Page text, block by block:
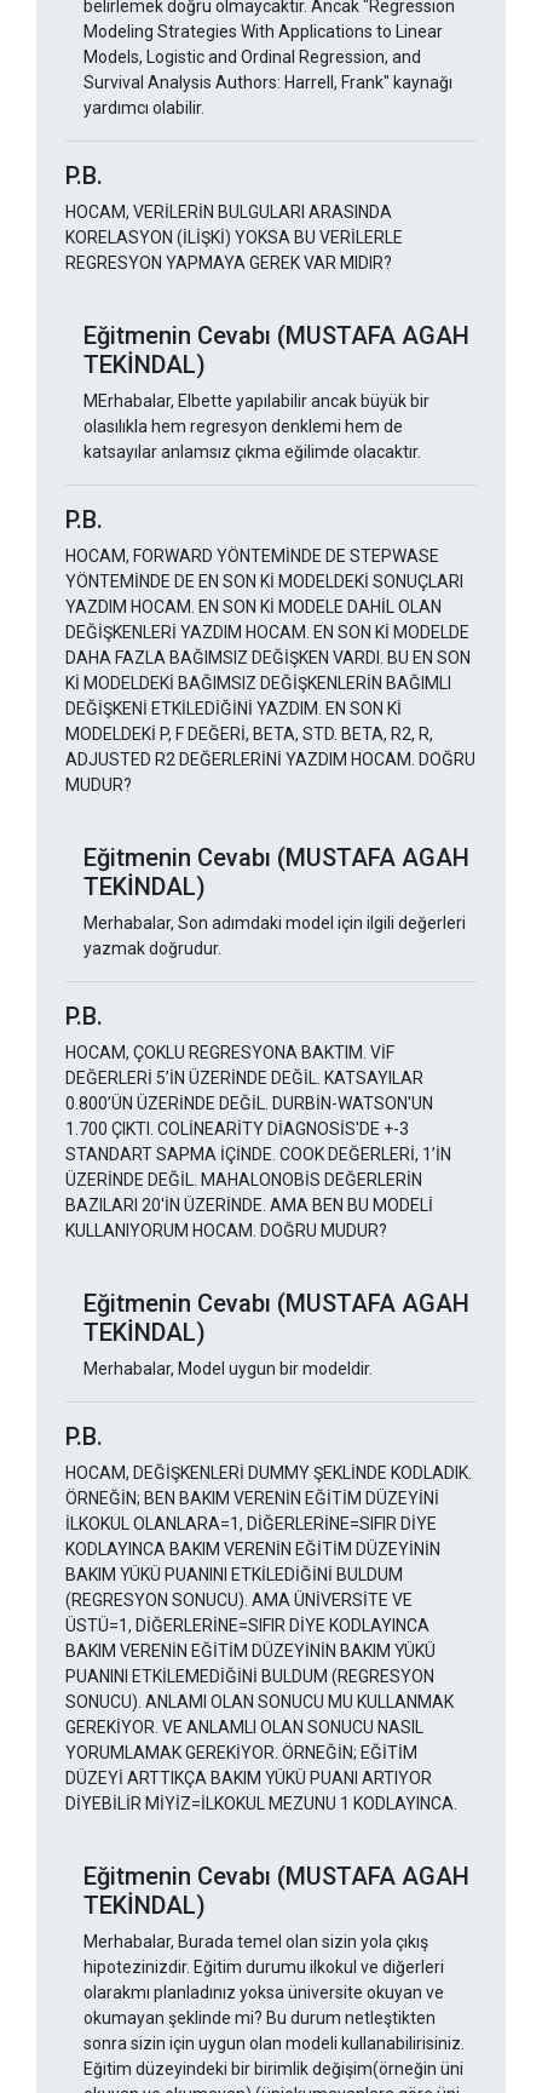
belirlemek doğru olmaycaktır. Ancak "Regression
Modeling Strategies With Applications to Linear
Models, Logistic and Ordinal Regression, and
Survival Analysis Authors: Harrell, Frank" kaynağı
yardımcı olabilir.
P.B.
HOCAM, VERİLERİN BULGULARI ARASINDA
KORELASYON (İLİŞKİ) YOKSA BU VERİLERLE
REGRESYON YAPMAYA GEREK VAR MIDIR?
Eğitmenin Cevabı (MUSTAFA AGAH
TEKİNDAL)
MErhabalar, Elbette yapılabilir ancak büyük bir
olasılıkla hem regresyon denklemi hem de
katsayılar anlamsız çıkma eğilimde olacaktır.
P.B.
HOCAM, FORWARD YÖNTEMİNDE DE STEPWASE
YÖNTEMİNDE DE EN SON Kİ MODELDEKİ SONUÇLARI
YAZDIM HOCAM. EN SON Kİ MODELE DAHİL OLAN
DEĞİŞKENLERİ YAZDIM HOCAM. EN SON Kİ MODELDE
DAHA FAZLA BAĞIMSIZ DEĞİŞKEN VARDI. BU EN SON
Kİ MODELDEKİ BAĞIMSIZ DEĞİŞKENLERİN BAĞIMLI
DEĞİŞKENİ ETKİLEDİĞİNİ YAZDIM. EN SON Kİ
MODELDEKİ P, F DEĞERİ, BETA, STD. BETA, R2, R,
ADJUSTED R2 DEĞERLERİNİ YAZDIM HOCAM. DOĞRU
MUDUR?
Eğitmenin Cevabı (MUSTAFA AGAH
TEKİNDAL)
Merhabalar, Son adımdaki model için ilgili değerleri
yazmak doğrudur.
P.B.
HOCAM, ÇOKLU REGRESYONA BAKTIM. VİF
DEĞERLERİ 5’İN ÜZERİNDE DEĞİL. KATSAYILAR
0.800’ÜN ÜZERİNDE DEĞİL. DURBİN-WATSON'UN
1.700 ÇIKTI. COLİNEARİTY DİAGNOSİS'DE +-3
STANDART SAPMA İÇİNDE. COOK DEĞERLERİ, 1’İN
ÜZERİNDE DEĞİL. MAHALONOBİS DEĞERLERİN
BAZILARI 20'İN ÜZERİNDE. AMA BEN BU MODELİ
KULLANIYORUM HOCAM. DOĞRU MUDUR?
Eğitmenin Cevabı (MUSTAFA AGAH
TEKİNDAL)
Merhabalar, Model uygun bir modeldir.
P.B.
HOCAM, DEĞİŞKENLERİ DUMMY ŞEKLİNDE KODLADIK.
ÖRNEĞİN; BEN BAKIM VERENİN EĞİTİM DÜZEYİNİ
İLKOKUL OLANLARA=1, DİĞERLERİNE=SIFIR DİYE
KODLAYINCA BAKIM VERENİN EĞİTİM DÜZEYİNİN
BAKIM YÜKÜ PUANINI ETKİLEDİĞİNİ BULDUM
(REGRESYON SONUCU). AMA ÜNİVERSİTE VE
ÜSTÜ=1, DİĞERLERİNE=SIFIR DİYE KODLAYINCA
BAKIM VERENİN EĞİTİM DÜZEYİNİN BAKIM YÜKÜ
PUANINI ETKİLEMEDİĞİNİ BULDUM (REGRESYON
SONUCU). ANLAMI OLAN SONUCU MU KULLANMAK
GEREKİYOR. VE ANLAMLI OLAN SONUCU NASIL
YORUMLAMAK GEREKİYOR. ÖRNEĞİN; EĞİTİM
DÜZEYİ ARTTIKÇA BAKIM YÜKÜ PUANI ARTIYOR
DİYEBİLİR MİYİZ=İLKOKUL MEZUNU 1 KODLAYINCA.
Eğitmenin Cevabı (MUSTAFA AGAH
TEKİNDAL)
Merhabalar, Burada temel olan sizin yola çıkış
hipotezinizdir. Eğitim durumu ilkokul ve diğerleri
olarakmı planladınız yoksa üniversite okuyan ve
okumayan şeklinde mi? Bu durum netleştikten
sonra sizin için uygun olan modeli kullanabilirisiniz.
Eğitim düzeyindeki bir birimlik değişim(örneğin üni